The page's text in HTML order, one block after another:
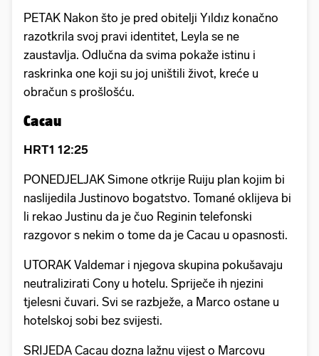
PETAK Nakon što je pred obitelji Yıldız konačno
razotkrila svoj pravi identitet, Leyla se ne
zaustavlja. Odlučna da svima pokaže istinu i
raskrinka one koji su joj uništili život, kreće u
obračun s prošlošću.
Cacau
HRT1 12:25
PONEDJELJAK Simone otkrije Ruiju plan kojim bi
naslijedila Justinovo bogatstvo. Tomané oklijeva bi
li rekao Justinu da je čuo Reginin telefonski
razgovor s nekim o tome da je Cacau u opasnosti.
UTORAK Valdemar i njegova skupina pokušavaju
neutralizirati Cony u hotelu. Spriječe ih njezini
tjelesni čuvari. Svi se razbježe, a Marco ostane u
hotelskoj sobi bez svijesti.
SRIJEDA Cacau dozna lažnu vijest o Marcovu